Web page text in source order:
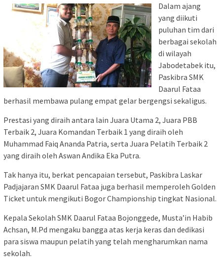
Dalam ajang
yang diikuti
puluhan tim dari
berbagai sekolah
di wilayah
Jabodetabek itu,
Paskibra SMK
Daarul Fataa
berhasil membawa pulang empat gelar bergengsi sekaligus.
Prestasi yang diraih antara lain Juara Utama 2, Juara PBB
Terbaik 2, Juara Komandan Terbaik 1 yang diraih oleh
Muhammad Faiq Ananda Patria, serta Juara Pelatih Terbaik 2
yang diraih oleh Aswan Andika Eka Putra.
Tak hanya itu, berkat pencapaian tersebut, Paskibra Laskar
Padjajaran SMK Daarul Fataa juga berhasil memperoleh Golden
Ticket untuk mengikuti Bogor Championship tingkat Nasional.
Kepala Sekolah SMK Daarul Fataa Bojonggede, Musta’in Habib
Achsan, M.Pd mengaku bangga atas kerja keras dan dedikasi
para siswa maupun pelatih yang telah mengharumkan nama
sekolah.